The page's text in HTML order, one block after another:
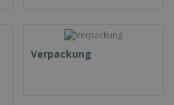
Verpackung